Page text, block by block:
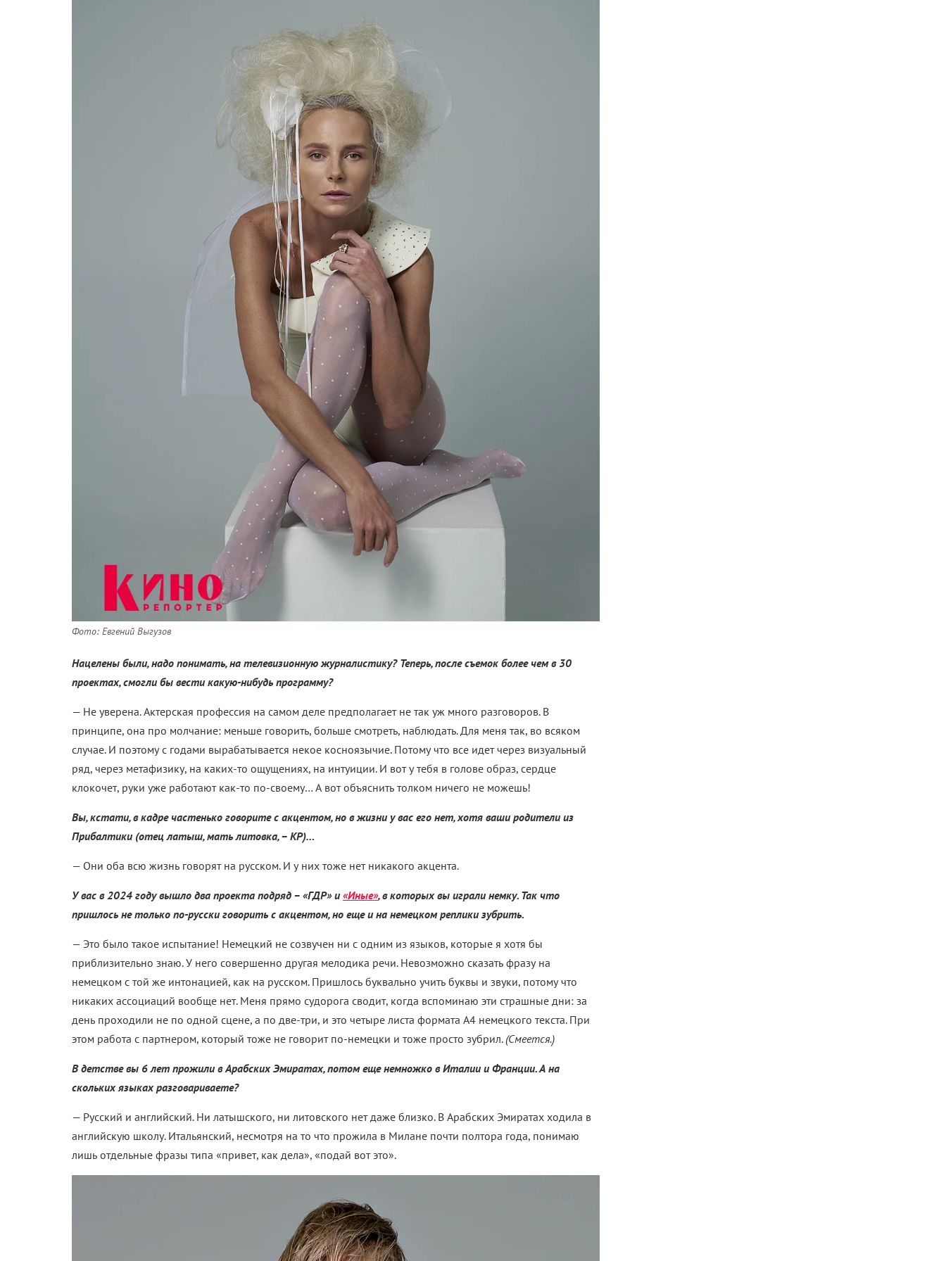
Фото: Евгений Выгузов
Нацелены были, надо понимать, на телевизионную журналистику? Теперь, после съемок более чем в 30
проектах, смогли бы вести какую-нибудь программу?
— Не уверена. Актерская профессия на самом деле предполагает не так уж много разговоров. В
принципе, она про молчание: меньше говорить, больше смотреть, наблюдать. Для меня так, во всяком
случае. И поэтому с годами вырабатывается некое косноязычие. Потому что все идет через визуальный
ряд, через метафизику, на каких-то ощущениях, на интуиции. И вот у тебя в голове образ, сердце
клокочет, руки уже работают как-то по-своему… А вот объяснить толком ничего не можешь!
Вы, кстати, в кадре частенько говорите с акцентом, но в жизни у вас его нет, хотя ваши родители из
Прибалтики (отец латыш, мать литовка, – КР)…
— Они оба всю жизнь говорят на русском. И у них тоже нет никакого акцента.
У вас в 2024 году вышло два проекта подряд – «ГДР» и «Иные», в которых вы играли немку. Так что
пришлось не только по-русски говорить с акцентом, но еще и на немецком реплики зубрить.
— Это было такое испытание! Немецкий не созвучен ни с одним из языков, которые я хотя бы
приблизительно знаю. У него совершенно другая мелодика речи. Невозможно сказать фразу на
немецком с той же интонацией, как на русском. Пришлось буквально учить буквы и звуки, потому что
никаких ассоциаций вообще нет. Меня прямо судорога сводит, когда вспоминаю эти страшные дни: за
день проходили не по одной сцене, а по две-три, и это четыре листа формата А4 немецкого текста. При
этом работа с партнером, который тоже не говорит по-немецки и тоже просто зубрил.(Смеется.)
В детстве вы 6 лет прожили в Арабских Эмиратах, потом еще немножко в Италии и Франции. А на
скольких языках разговариваете?
— Русский и английский. Ни латышского, ни литовского нет даже близко. В Арабских Эмиратах ходила в
английскую школу. Итальянский, несмотря на то что прожила в Милане почти полтора года, понимаю
лишь отдельные фразы типа «привет, как дела», «подай вот это».